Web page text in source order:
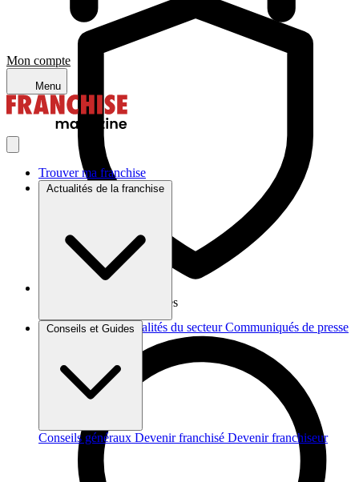
Mon compte
Menu
Trouver ma franchise
Actualités de la franchise
Brèves et actus Actualités du secteur Communiqués de presse
Conseils et Guides
Conseils généraux Devenir franchisé Devenir franchiseur
Vos données sont protégées